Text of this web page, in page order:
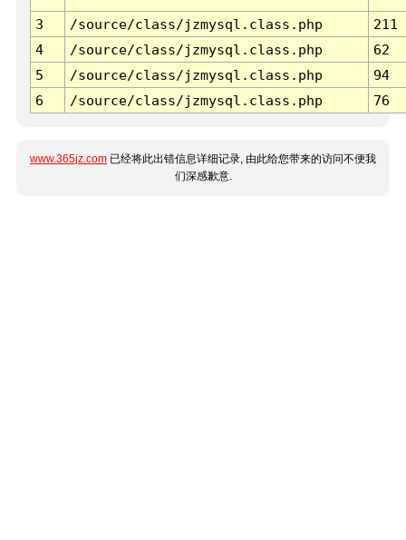
3 /source/class/jzmysql.class.php
211
4
/source/class/jzmysql.class.php
62
5
/source/class/jzmysql.class.php
94
6
/source/class/jzmysql.class.php 76
www.365jz.com 已经将此出错信息详细记录, 由此给您带来的访问不便我
们深感歉意.